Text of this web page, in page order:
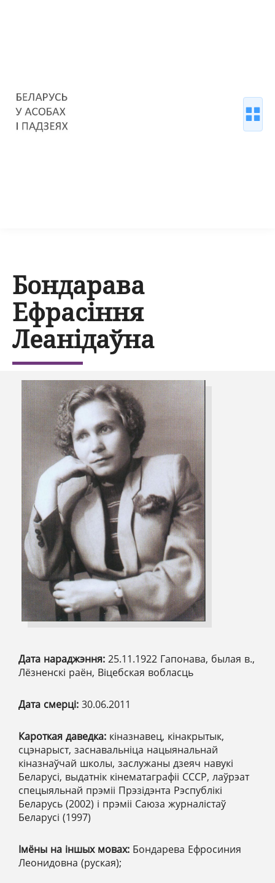
Бондарава
Ефрасіння
Леанідаўна
Дата нараджэння: 25.11.1922 Гапонава, былая в.,
Лёзненскі раён, Віцебская вобласць
Дата смерці: 30.06.2011
Кароткая даведка: кіназнавец, кінакрытык,
сцэнарыст, заснавальніца нацыянальнай
кіназнаўчай школы, заслужаны дзеяч навукі
Беларусі, выдатнік кінематаграфіі СССР, лаўрэат
спецыяльнай прэміі Прэзідэнта Рэспублікі
Беларусь (2002) і прэміі Саюза журналістаў
Беларусі (1997)
Імёны на іншых мовах: Бондарева Ефросиния
Леонидовна (руская);